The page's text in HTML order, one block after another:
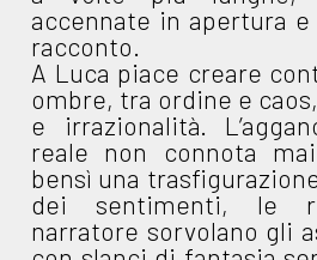
accennate in apertura
racconto.
A Luca piace creare
ombre, tra ordine e
e irrazionalità.
reale non connota
bensì una
dei sentimenti, le
narratore sorvolano gli